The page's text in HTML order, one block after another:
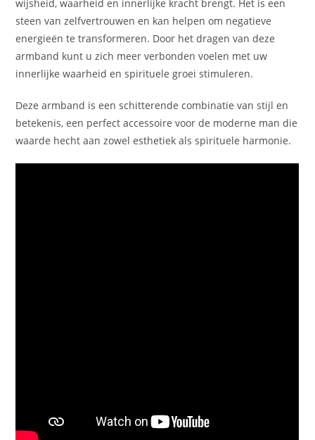
wijsheid, waarheid en innerlijke kracht brengt. Het is een
steen van zelfvertrouwen en kan helpen om negatieve
energieën te transformeren. Door het dragen van deze
armband kunt u zich meer verbonden voelen met uw
innerlijke waarheid en spirituele groei stimuleren.
Deze armband is een schitterende combinatie van stijl en
betekenis, een perfect accessoire voor de moderne man die
waarde hecht aan zowel esthetiek als spirituele harmonie.